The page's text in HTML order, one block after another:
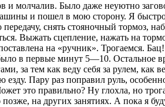
и молчалив. Было даже неуютно
и пошел в мою сторону. Я быстро
снять стояночный тормоз,
Выжать сцепление, нажать на
на «ручник». Трогаемся.
в первые минут 5—10. Остальное
за тем как веду себя за рулем, как
Пару раз поправил руль,
это правильно? Ну глохла, но
на других занятиях. А пока я